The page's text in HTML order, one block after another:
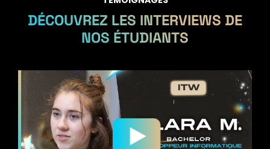
DÉCOUVREZ LES INTERVIEWS DE
NOS ÉTUDIANTS